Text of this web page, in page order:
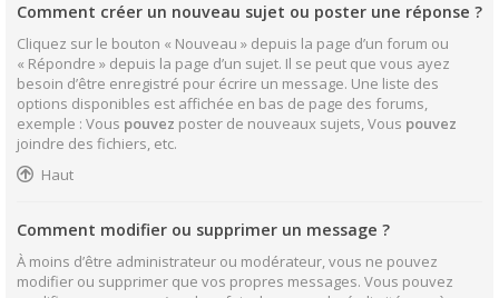
Comment créer un nouveau sujet ou poster une réponse ?
Cliquez sur le bouton « Nouveau » depuis la page d’un forum ou
« Répondre » depuis la page d’un sujet. Il se peut que vous ayez
besoin d’être enregistré pour écrire un message. Une liste des
options disponibles est affichée en bas de page des forums,
exemple : Vous pouvez poster de nouveaux sujets, Vous pouvez
joindre des fichiers, etc.
Haut
Comment modifier ou supprimer un message ?
À moins d’être administrateur ou modérateur, vous ne pouvez
modifier ou supprimer que vos propres messages. Vous pouvez